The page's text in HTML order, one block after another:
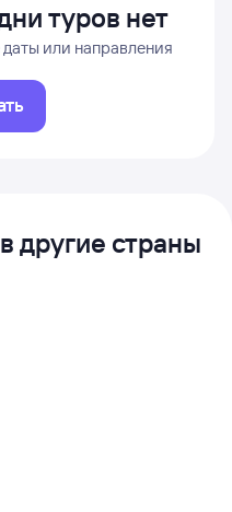
туров нет
или направления
другие страны